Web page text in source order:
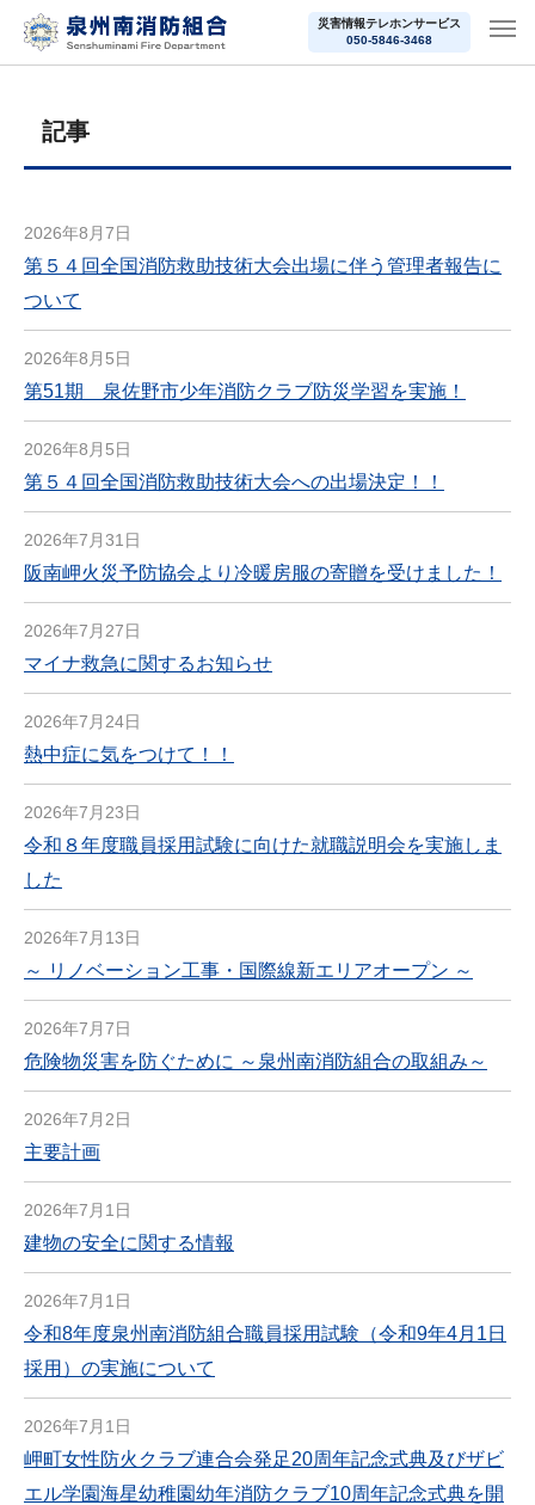
災害情報テレホンサービス
050-5846-3468
記事
2026年8月7日
第５４回全国消防救助技術大会出場に伴う管理者報告に
ついて
2026年8月5日
第51期 泉佐野市少年消防クラブ防災学習を実施！
2026年8月5日
第５４回全国消防救助技術大会への出場決定！！
2026年7月31日
阪南岬火災予防協会より冷暖房服の寄贈を受けました！
2026年7月27日
マイナ救急に関するお知らせ
2026年7月24日
熱中症に気をつけて！！
2026年7月23日
令和８年度職員採用試験に向けた就職説明会を実施しま
した
2026年7月13日
～ リノベーション工事・国際線新エリアオープン ～
2026年7月7日
危険物災害を防ぐために ～泉州南消防組合の取組み～
2026年7月2日
主要計画
2026年7月1日
建物の安全に関する情報
2026年7月1日
令和8年度泉州南消防組合職員採用試験（令和9年4月1日
採用）の実施について
2026年7月1日
岬町女性防火クラブ連合会発足20周年記念式典及びザビ
エル学園海星幼稚園幼年消防クラブ10周年記念式典を開